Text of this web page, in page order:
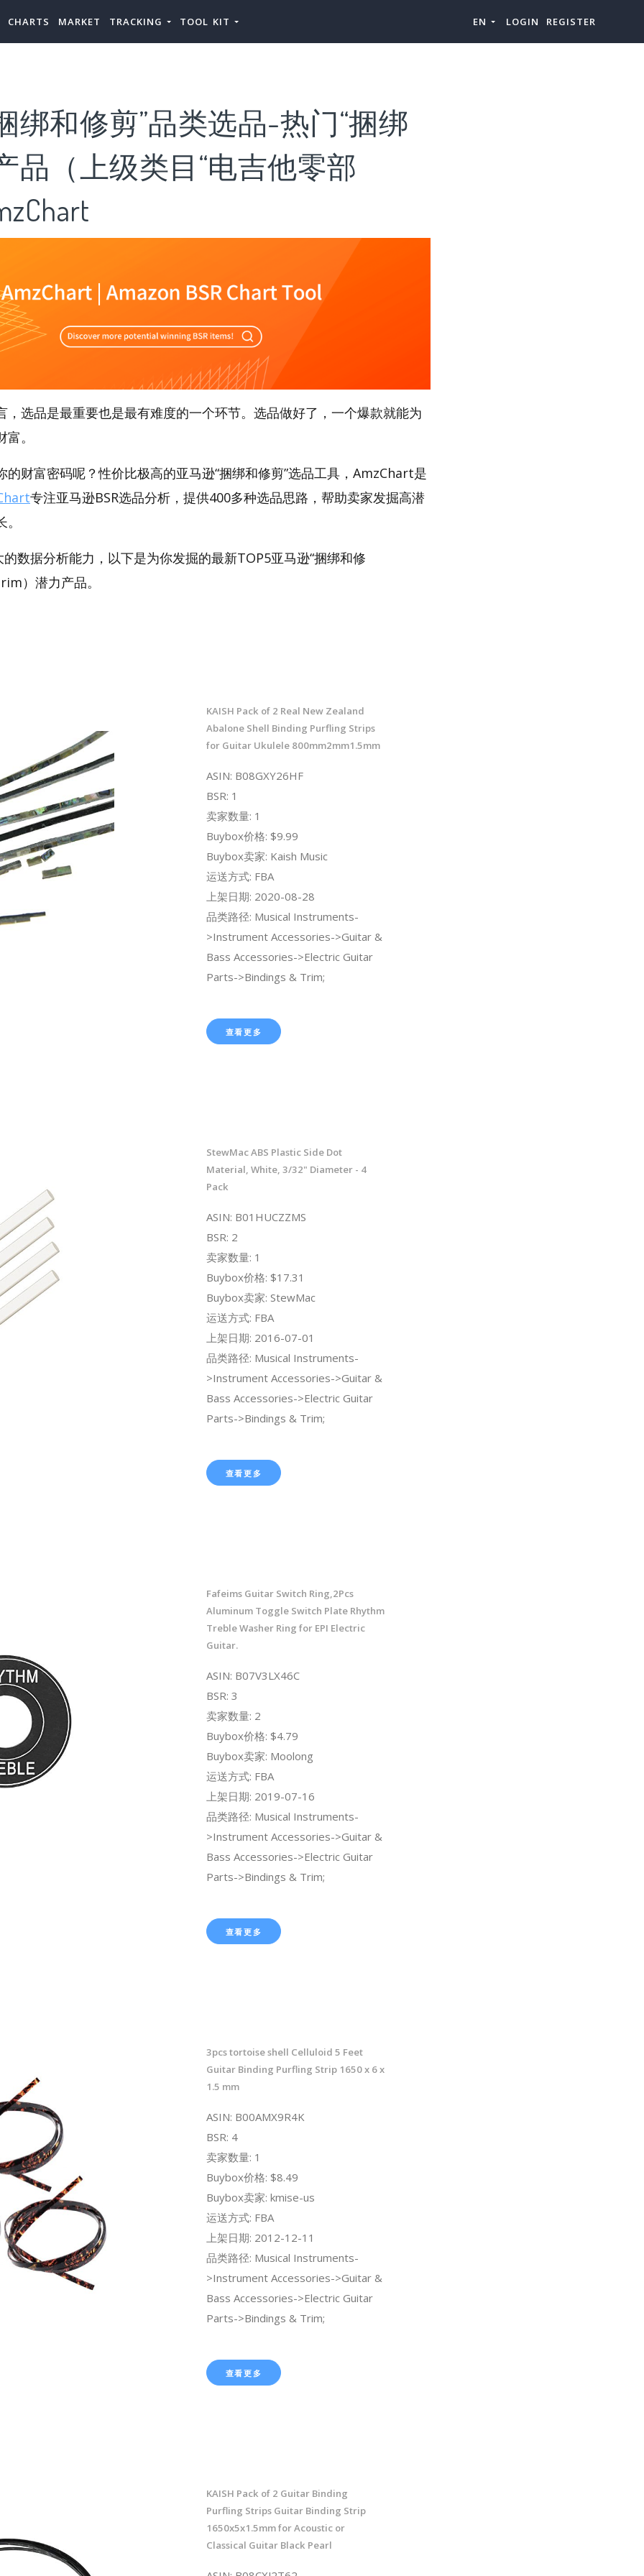
CHARTS MARKET TRACKING TOOL KIT EN LOGIN REGISTER
绑和修剪”品类选品-热门“捆绑
品（上级类目“电吉他零部
，选品是最重要也是最有难度的一个环节。选品做好了，一个爆款就能为
。
的财富密码呢？性价比极高的亚马逊“捆绑和修剪”选品工具，AmzChart是
专注亚马逊BSR选品分析，提供400多种选品思路，帮助卖家发掘高潜
数据分析能力，以下是为你发掘的最新TOP5亚马逊“捆绑和修
）潜力产品。
KAISH Pack of 2 Real New Zealand
Abalone Shell Binding Purfling Strips
for Guitar Ukulele 800mm2mm1.5mm
ASIN: B08GXY26HF
BSR: 1
卖家数量: 1
Buybox价格: $9.99
Buybox卖家: Kaish Music
运送方式: FBA
上架日期: 2020-08-28
品类路径: Musical Instruments-
>Instrument Accessories->Guitar &
Bass Accessories->Electric Guitar
Parts->Bindings & Trim;
查看更多
StewMac ABS Plastic Side Dot
Material, White, 3/32" Diameter - 4
Pack
ASIN: B01HUCZZMS
BSR: 2
卖家数量: 1
Buybox价格: $17.31
Buybox卖家: StewMac
运送方式: FBA
上架日期: 2016-07-01
品类路径: Musical Instruments-
>Instrument Accessories->Guitar &
Bass Accessories->Electric Guitar
Parts->Bindings & Trim;
查看更多
Fafeims Guitar Switch Ring,2Pcs
Aluminum Toggle Switch Plate Rhythm
Treble Washer Ring for EPI Electric
Guitar.
ASIN: B07V3LX46C
BSR: 3
卖家数量: 2
Buybox价格: $4.79
Buybox卖家: Moolong
运送方式: FBA
上架日期: 2019-07-16
品类路径: Musical Instruments-
>Instrument Accessories->Guitar &
Bass Accessories->Electric Guitar
Parts->Bindings & Trim;
查看更多
3pcs tortoise shell Celluloid 5 Feet
Guitar Binding Purfling Strip 1650 x 6 x
1.5 mm
ASIN: B00AMX9R4K
BSR: 4
卖家数量: 1
Buybox价格: $8.49
Buybox卖家: kmise-us
运送方式: FBA
上架日期: 2012-12-11
品类路径: Musical Instruments-
>Instrument Accessories->Guitar &
Bass Accessories->Electric Guitar
Parts->Bindings & Trim;
查看更多
KAISH Pack of 2 Guitar Binding
Purfling Strips Guitar Binding Strip
1650x5x1.5mm for Acoustic or
Classical Guitar Black Pearl